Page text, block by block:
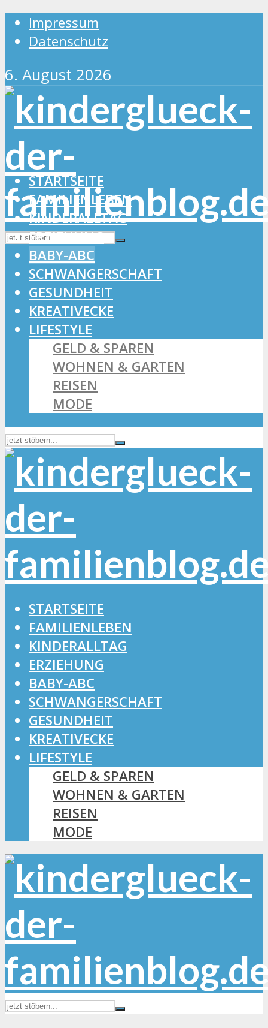
Impressum
Datenschutz
6. August 2026
STARTSEITE
FAMILIENLEBEN
KINDERALLTAG
ERZIEHUNG
BABY-ABC
SCHWANGERSCHAFT
GESUNDHEIT
KREATIVECKE
LIFESTYLE
GELD & SPAREN
WOHNEN & GARTEN
REISEN
MODE
STARTSEITE
FAMILIENLEBEN
KINDERALLTAG
ERZIEHUNG
BABY-ABC
SCHWANGERSCHAFT
GESUNDHEIT
KREATIVECKE
LIFESTYLE
GELD & SPAREN
WOHNEN & GARTEN
REISEN
MODE